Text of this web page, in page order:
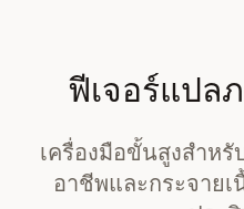
ฟีเจอร์แปล
เครื่องมือขั้นสูงสำห
อาชีพและกระจาย